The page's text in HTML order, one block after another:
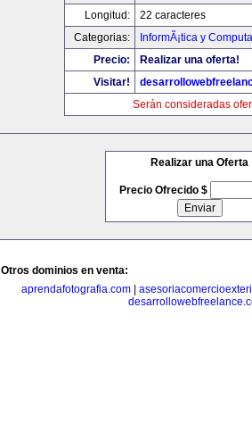
Longitud:
22 caracteres
Categorias:
InformÃ¡tica y
Precio:
Realizar una oferta!
Visitar!
Serán consideradas
Realizar una Oferta
Precio Ofrecido $
Otros dominios en venta:
aprendafotografia.com